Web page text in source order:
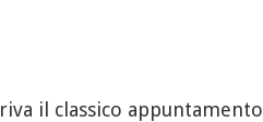
il classico appuntamento